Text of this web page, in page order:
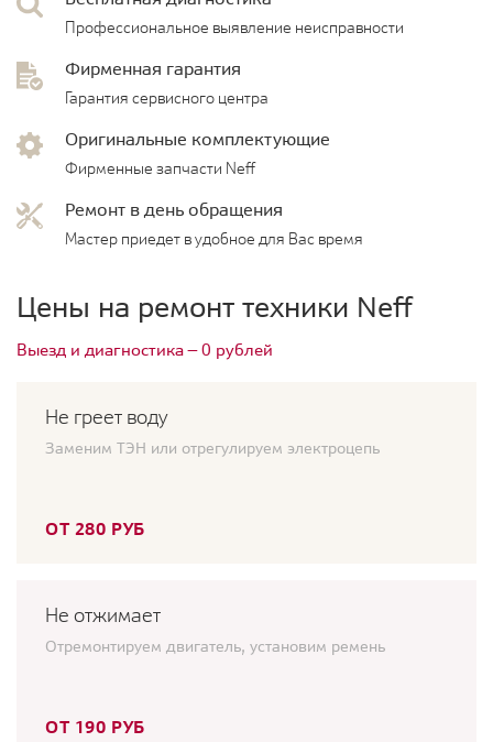
Профессиональное выявление неисправности
Фирменная гарантия
Гарантия сервисного центра
Оригинальные комплектующие
Фирменные запчасти Neff
Ремонт в день обращения
Мастер приедет в удобное для Вас время
Цены на ремонт техники Neff
Выезд и диагностика — 0 рублей
Не греет воду
Заменим ТЭН или отрегулируем электроцепь
ОТ 280 РУБ
Не отжимает
Отремонтируем двигатель, установим ремень
ОТ 190 РУБ